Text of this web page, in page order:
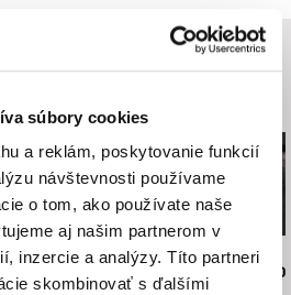
súbory cookies
a reklám, poskytovanie funkcií
návštevnosti používame
o tom, ako používate naše
aj našim partnerom v
inzercie a analýzy. Títo partneri
skombinovať s ďalšími
Jiří Menzel
Na samotě u lesa
Martin Hollý
Prípad pre